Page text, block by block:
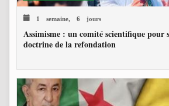
1 semaine, 6 jours
Assimisme : un comité scientifique pour
doctrine de la refondation